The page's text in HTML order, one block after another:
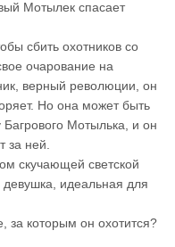
Мотылек спасает
сбить охотников со
очарование на
верный революции, он
Но она может быть
Багрового Мотылька, и он
за ней.
скучающей светской
идеальная для
за которым он охотится?